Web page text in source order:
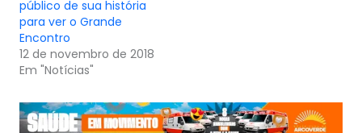
público de sua história
para ver o Grande
Encontro
12 de novembro de 2018
Em "Notícias"